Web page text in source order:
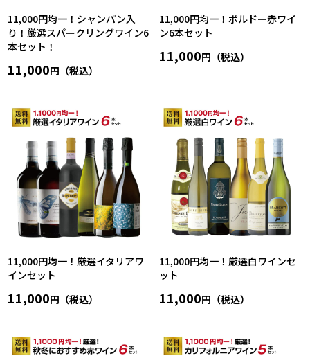
11,000円均一！シャンパン入
り！厳選スパークリングワイン6
本セット！
11,000円（税込）
11,000円均一！ボルドー赤ワイ
ン6本セット
11,000円（税込）
11,000円均一！厳選イタリアワ
インセット
11,000円（税込）
11,000円均一！厳選白ワインセ
ット
11,000円（税込）